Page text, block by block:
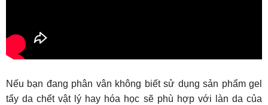
Nếu bạn đang phân vân không biết sử dụng sản phẩm gel
tẩy da chết vật lý hay hóa học sẽ phù hợp với làn da của